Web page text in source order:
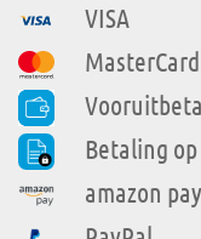
VISA
MasterCard
Betaling
amazon pay